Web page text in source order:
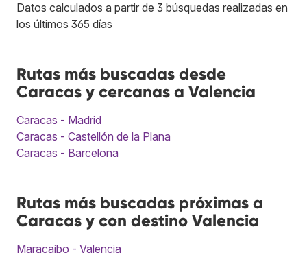
Datos calculados a partir de 3 búsquedas realizadas en
los últimos 365 días
Rutas más buscadas desde
Caracas y cercanas a Valencia
Caracas - Madrid
Caracas - Castellón de la Plana
Caracas - Barcelona
Rutas más buscadas próximas a
Caracas y con destino Valencia
Maracaibo - Valencia